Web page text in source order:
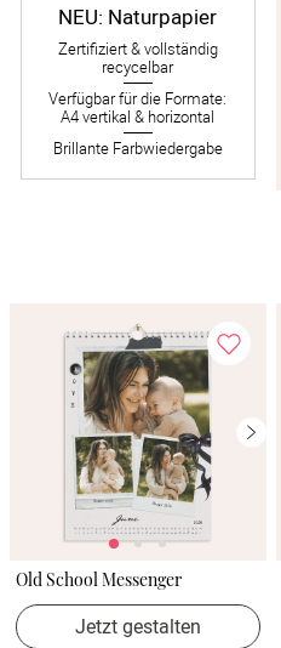
NEU: Naturpapier
Zertifiziert & vollständig
recycelbar
Verfügbar für die Formate:
A4 vertikal & horizontal
Brillante Farbwiedergabe
Old School Messenger
Jetzt gestalten